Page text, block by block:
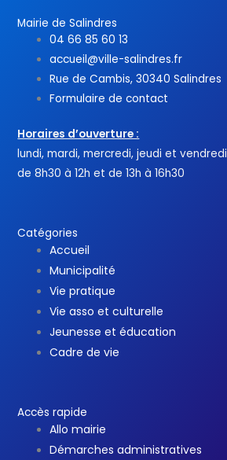
Mairie de Salindres
04 66 85 60 13
accueil@ville-salindres.fr
Rue de Cambis, 30340 Salindres
Formulaire de contact
Horaires d’ouverture :
lundi, mardi, mercredi, jeudi et vendredi
de 8h30 à 12h et de 13h à 16h30
Catégories
Accueil
Municipalité
Vie pratique
Vie asso et culturelle
Jeunesse et éducation
Cadre de vie
Accès rapide
Allo mairie
Démarches administratives